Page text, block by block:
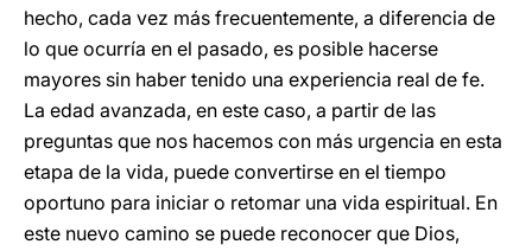
hecho, cada vez más frecuentemente, a diferencia de
lo que ocurría en el pasado, es posible hacerse
mayores sin haber tenido una experiencia real de fe.
La edad avanzada, en este caso, a partir de las
preguntas que nos hacemos con más urgencia en esta
etapa de la vida, puede convertirse en el tiempo
oportuno para iniciar o retomar una vida espiritual. En
este nuevo camino se puede reconocer que Dios,